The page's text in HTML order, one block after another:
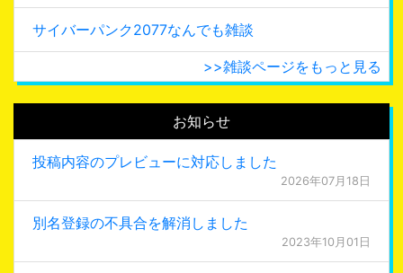
サイバーパンク2077なんでも雑談
>>雑談ページをもっと見る
お知らせ
投稿内容のプレビューに対応しました
2026年07月18日
別名登録の不具合を解消しました
2023年10月01日